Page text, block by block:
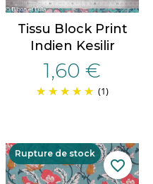
Tissu Block Print
Indien Kesilir
1,60 €
(1)
Rupture de stock
favorite_border